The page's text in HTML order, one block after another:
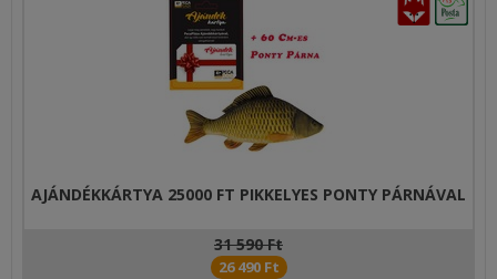
AJÁNDÉKKÁRTYA 25000 FT PIKKELYES PONTY PÁRNÁVAL
31 590 Ft
26 490 Ft